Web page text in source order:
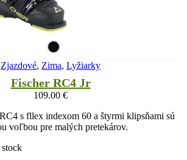
Zjazdové, Zima, Lyžiarky
Fischer RC4 Jr
109.00 €
s fllex indexom 60 a štyrmi klipsňami sú
voľbou pre malých pretekárov.